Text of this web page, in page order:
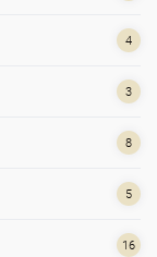
4
3
8
5
16